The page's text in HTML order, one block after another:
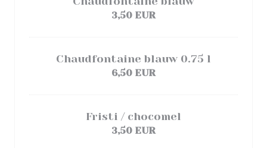
3,50 EUR
Chaudfontaine blauw 0.75 l
6,50 EUR
Fristi / chocomel
3,50 EUR